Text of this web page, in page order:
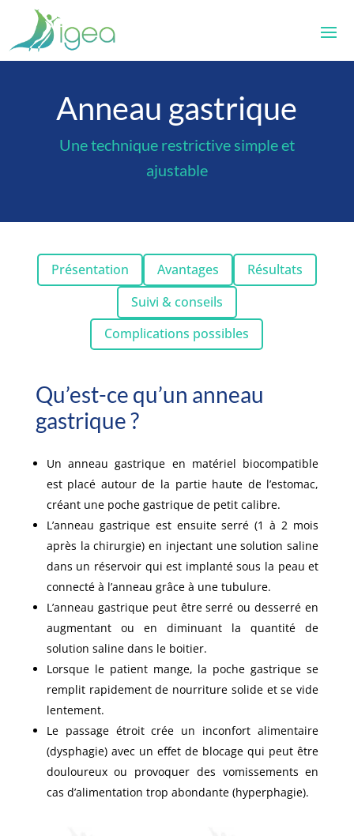
Anneau gastrique
Une technique restrictive simple et
ajustable
Présentation Avantages
Résultats
Suivi & conseils
Complications possibles
Qu’est-ce qu’un anneau
gastrique ?
Un anneau gastrique en matériel biocompatible
est placé autour de la partie haute de l’estomac,
créant une poche gastrique de petit calibre.
L’anneau gastrique est ensuite serré (1 à 2 mois
après la chirurgie) en injectant une solution saline
dans un réservoir qui est implanté sous la peau et
connecté à l’anneau grâce à une tubulure.
L’anneau gastrique peut être serré ou desserré en
augmentant ou en diminuant la quantité de
solution saline dans le boitier.
Lorsque le patient mange, la poche gastrique se
remplit rapidement de nourriture solide et se vide
lentement.
Le passage étroit crée un inconfort alimentaire
(dysphagie) avec un effet de blocage qui peut être
douloureux ou provoquer des vomissements en
cas d’alimentation trop abondante (hyperphagie).